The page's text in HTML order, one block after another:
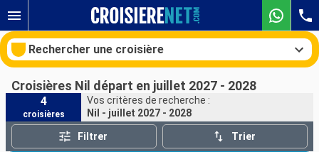
Rechercher une croisière
Nos destinations
Croisières Nil départ en juillet 2027 - 2028
4
croisières
Vos critères de recherche :
Nil - juillet 2027 - 2028
Filtrer Trier